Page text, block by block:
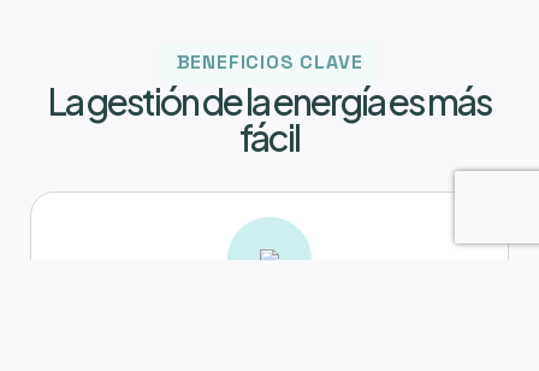
BENEFICIOS CLAVE
La gestión de la energía es más
fácil